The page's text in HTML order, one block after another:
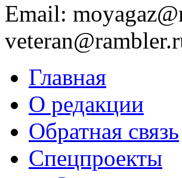
Email:
Главная
О редакции
Обратная связь
Спецпроекты